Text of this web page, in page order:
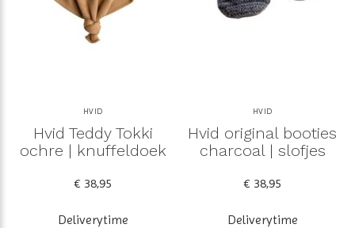
HVID
Hvid Teddy Tokki
ochre | knuffeldoek
€ 38,95
Deliverytime
HVID
Hvid original booties
charcoal | slofjes
€ 38,95
Deliverytime